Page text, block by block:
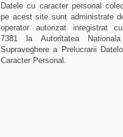
Datele cu caracter personal
pe acest site sunt administrate
operator autorizat inregistrat
7381 la Autoritatea
Supraveghere a Prelucrarii
Caracter Personal.